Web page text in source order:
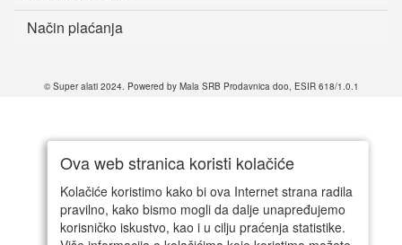
Način plaćanja
© Super alati 2024. Powered by Mala SRB Prodavnica doo, ESIR 618/1.0.1
Ova web stranica koristi kolačiće
Kolačiće koristimo kako bi ova Internet strana radila
pravilno, kako bismo mogli da dalje unapređujemo
korisničko iskustvo, kao i u cilju praćenja statistike.